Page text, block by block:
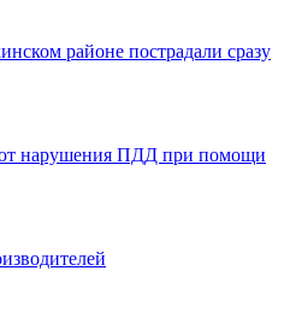
районе пострадали сразу
нарушения ПДД при помощи